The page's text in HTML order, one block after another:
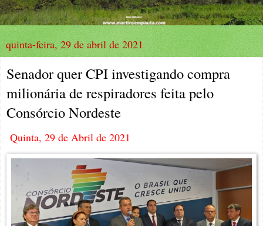
quinta-feira, 29 de abril de 2021
Senador quer CPI investigando compra
milionária de respiradores feita pelo
Consórcio Nordeste
Quinta, 29 de Abril de 2021